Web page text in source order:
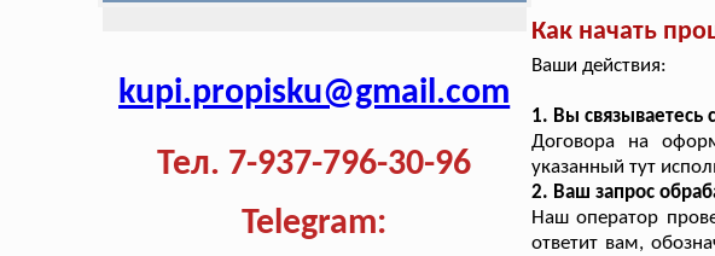
kupi.propisku@gmail.com
Тел. 7-937-796-30-96
Telegram:
Как начать
Ваши действия:
1. Вы связываетесь
Договора на
указанный тут
2. Ваш запрос
Наш оператор
ответит вам,